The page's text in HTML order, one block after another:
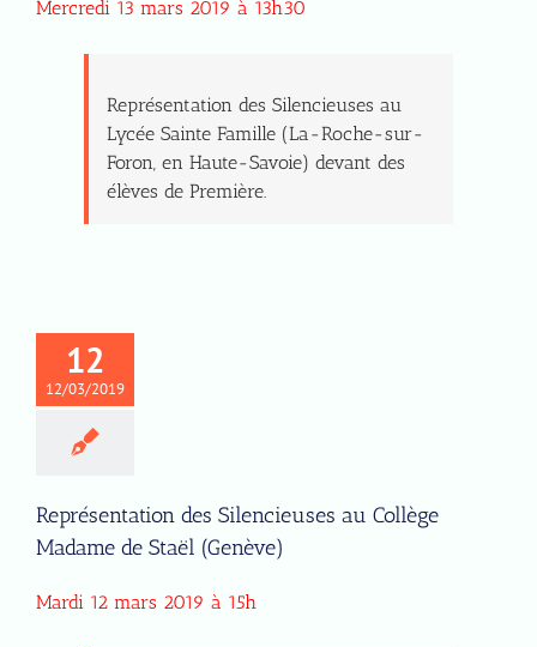
Mercredi 13 mars 2019 à 13h30
Représentation des Silencieuses au
Lycée Sainte Famille (La-Roche-sur-
Foron, en Haute-Savoie) devant des
élèves de Première.
12
12/03/2019
Représentation des Silencieuses au Collège
Madame de Staël (Genève)
Mardi 12 mars 2019 à 15h